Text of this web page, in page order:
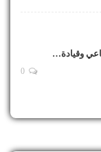
وقيادة…